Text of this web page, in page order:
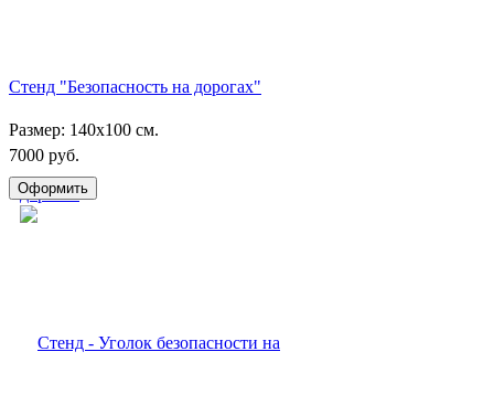
Стенд "Безопасность на дорогах"
Размер: 140х100 см.
7000 руб.